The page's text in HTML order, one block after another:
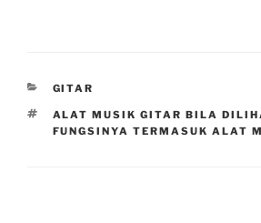
CATEGORIES
GITAR
TAGS
ALAT MUSIK GITAR BILA
FUNGSINYA TERMASUK ALAT